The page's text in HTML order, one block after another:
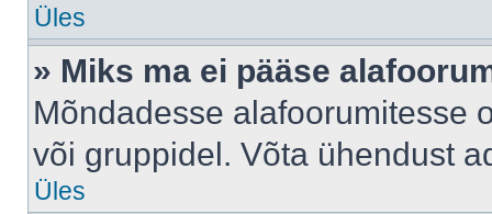
Üles
» Miks ma ei pääse
Mõndadesse alafoorumitesse
või gruppidel. Võta ühendust
Üles